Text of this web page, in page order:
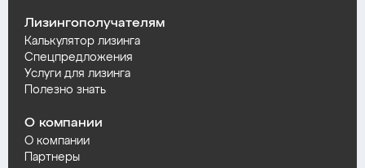
Лизингополучателям
Калькулятор лизинга
Спецпредложения
Услуги для лизинга
Полезно знать
О компании
О компании
Партнеры